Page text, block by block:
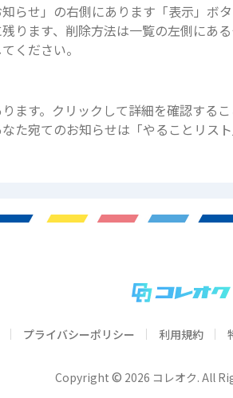
らせ」の右側にあります「表示」ボ
ります、削除方法は一覧の左側にあ
ください。
ます。クリックして詳細を確認するこ
た宛てのお知らせは「やることリスト
プライバシーポリシー 利用規約
Copyright © 2026 コレオク. All